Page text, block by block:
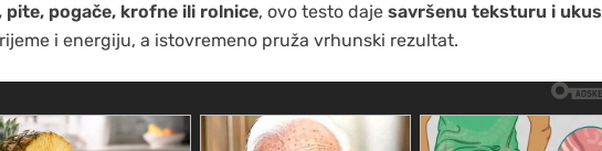
pite, pogače, krofne ili rolnice, ovo testo daje savršenu teksturu i ukus
i energiju, a istovremeno pruža vrhunski rezultat.